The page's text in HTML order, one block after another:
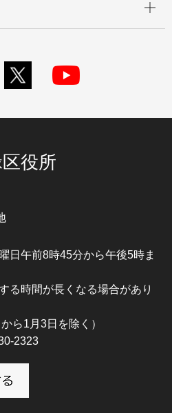
役所
日午前8時45分から午後5時ま
る時間が長くなる場合があり
ら1月3日を除く）
2323